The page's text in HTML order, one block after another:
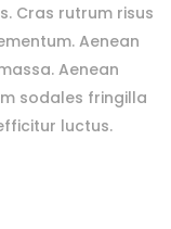
Cras rutrum risus
Aenean
Aenean
sodales fringilla
luctus.